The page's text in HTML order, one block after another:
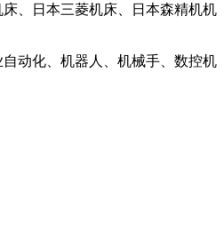
、日本三菱机床、日本森精机机
动化、机器人、机械手、数控机